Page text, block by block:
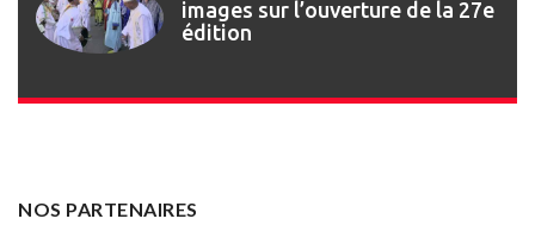
images sur l’ouverture de la 27e
édition
NOS PARTENAIRES